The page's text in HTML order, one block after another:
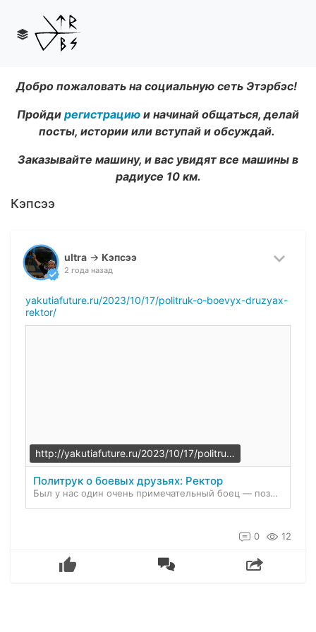
Добро пожаловать на социальную сеть Этэрбэс!
Пройди регистрацию и начинай общаться, делай
посты, истории или вступай и обсуждай.
Заказывайте машину, и вас увидят все машины в
радиусе 10 км.
Кэпсээ
ultra → Кэпсээ
2 года назад
yakutiafuture.ru/2023/10/17/politruk-o-boevyx-druzyax-
rektor/
http://yakutiafuture.ru/2023/10/17/politruk-o-boevyx-druzyax-rektor/
Политрук о боевых друзьях: Ректор
Был у нас один очень примечательный боец — позывной РЕКТОР. Самый молодой из нас по возрасту, лет 25, наверное, ему, но он был самый опытный в армейской службе, с 18 лет в армии, два контракта за с…
0 12